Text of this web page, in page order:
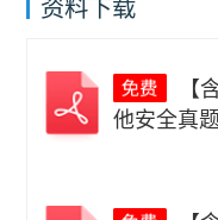
资料下载
他安全真